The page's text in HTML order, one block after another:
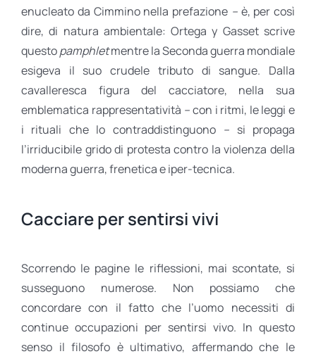
enucleato da Cimmino nella prefazione – è, per così
dire, di natura ambientale: Ortega y Gasset scrive
questopamphletmentre la Seconda guerra mondiale
esigeva il suo crudele tributo di sangue. Dalla
cavalleresca figura del cacciatore, nella sua
emblematica rappresentatività –con i ritmi, le leggi e
i rituali che lo contraddistinguono – si propaga
l’irriducibile grido di protesta contro la violenza della
moderna guerra, frenetica e iper-tecnica.
Cacciare per sentirsi vivi
Scorrendo le pagine le riflessioni, mai scontate, si
susseguono numerose. Non possiamo che
concordare con il fatto che l’uomo necessiti di
continue occupazioni per sentirsi vivo. In questo
senso il filosofo è ultimativo, affermando che le